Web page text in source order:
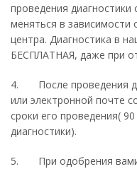
проведения
меняться в зависимости
центра. Диагностика в
БЕСПЛАТНАЯ, даже при
4. После проведения
или электронной почте
сроки его проведения(
диагностики).
5. При одобрения вами